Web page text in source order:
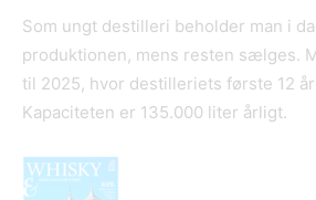
Som ungt destilleri beholder man i
produktionen, mens resten sælges.
til 2025, hvor destilleriets første 12
Kapaciteten er 135.000 liter årligt.